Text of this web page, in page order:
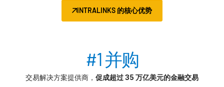
INTRALINKS 的核心优势
#1 并购
交易解决方案提供商， 促成超过 35 万亿美元的金融交易